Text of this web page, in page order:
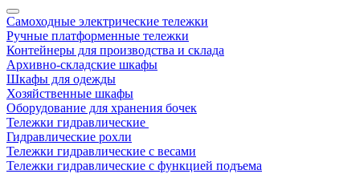
Самоходные электрические тележки
Ручные платформенные тележки
Контейнеры для производства и склада
Архивно-складские шкафы
Шкафы для одежды
Хозяйственные шкафы
Оборудование для хранения бочек
Тележки гидравлические
Гидравлические рохли
Тележки гидравлические с весами
Тележки гидравлические с функцией подъема